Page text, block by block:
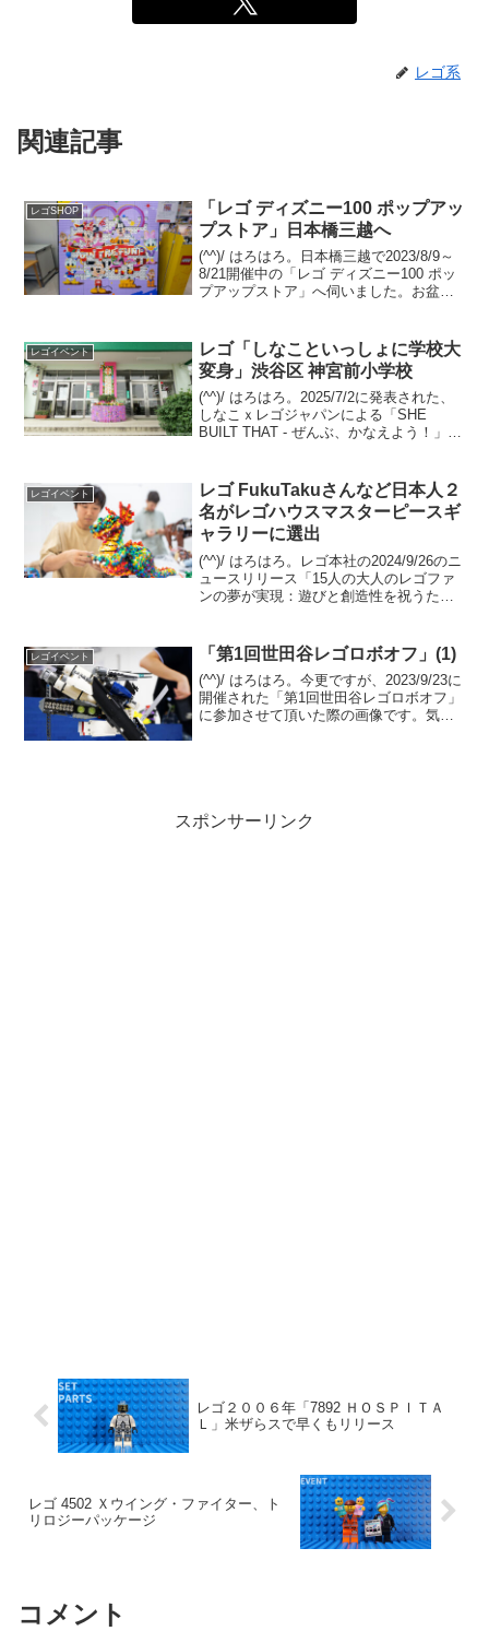
レゴ系
関連記事
レゴSHOP
「レゴ ディズニー100 ポップアッ
プストア」日本橋三越へ
(^^)/ はろはろ。日本橋三越で2023/8/9～
8/21開催中の「レゴ ディズニー100 ポッ
プアップストア」へ伺いました。お盆は
て、東京駅八重洲口...
レゴイベント
レゴ「しなこといっしょに学校大
変身」渋谷区 神宮前小学校
(^^)/ はろはろ。2025/7/2に発表された、
しなこｘレゴジャパンによる「SHE
BUILT THAT - ぜんぶ、かなえよう！」キ
イティビティを自由に発揮できる...
レゴイベント
レゴ FukuTakuさんなど日本人２
名がレゴハウスマスターピースギ
ャラリーに選出
(^^)/ はろはろ。レゴ本社の2024/9/26のニ
ュースリリース「15人の大人のレゴファ
ンの夢が実現：遊びと創造性を祝うた
うち、日本から2名が選出された旨が発表
さ...
レゴイベント 「第1回世田谷レゴロボオフ」(1)
(^^)/ はろはろ。今更ですが、2023/9/23に
開催された「第1回世田谷レゴロボオフ」
に参加させて頂いた際の画像です。気に
スポンサーリンク
レゴ２００６年「7892 ＨＯＳＰＩＴＡ
Ｌ」米ザらスで早くもリリース
レゴ 4502 Ｘウイング・ファイター、ト
リロジーパッケージ
コメント